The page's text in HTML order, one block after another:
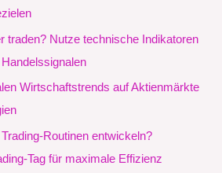
traden? Nutze technische Indikatoren
Wirtschaftstrends auf Aktienmärkte
Routinen entwickeln?
Tag für maximale Effizienz